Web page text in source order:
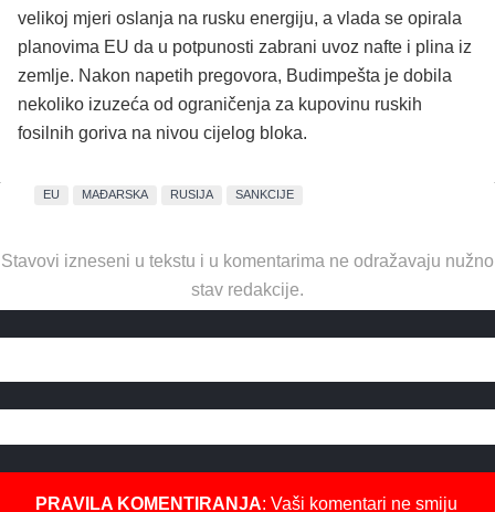
velikoj mjeri oslanja na rusku energiju, a vlada se opirala
planovima EU da u potpunosti zabrani uvoz nafte i plina iz
zemlje. Nakon napetih pregovora, Budimpešta je dobila
nekoliko izuzeća od ograničenja za kupovinu ruskih
fosilnih goriva na nivou cijelog bloka.
EU MAĐARSKA RUSIJA SANKCIJE
Stavovi izneseni u tekstu i u komentarima ne odražavaju nužno
stav redakcije.
PRAVILA KOMENTIRANJA: Vaši komentari ne smiju